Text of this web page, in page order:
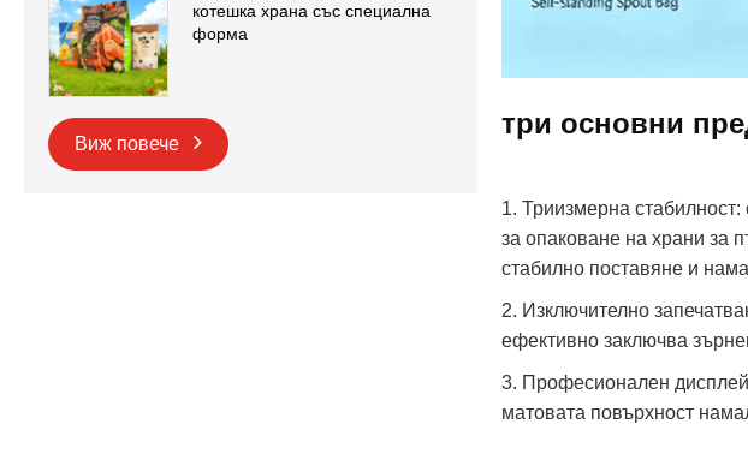
котешка храна със специална
форма
Виж повече
три основни
1. Триизмерна стабилност:
за опаковане на храни за
стабилно поставяне и
2. Изключително
ефективно заключва
3. Професионален
матовата повърхност